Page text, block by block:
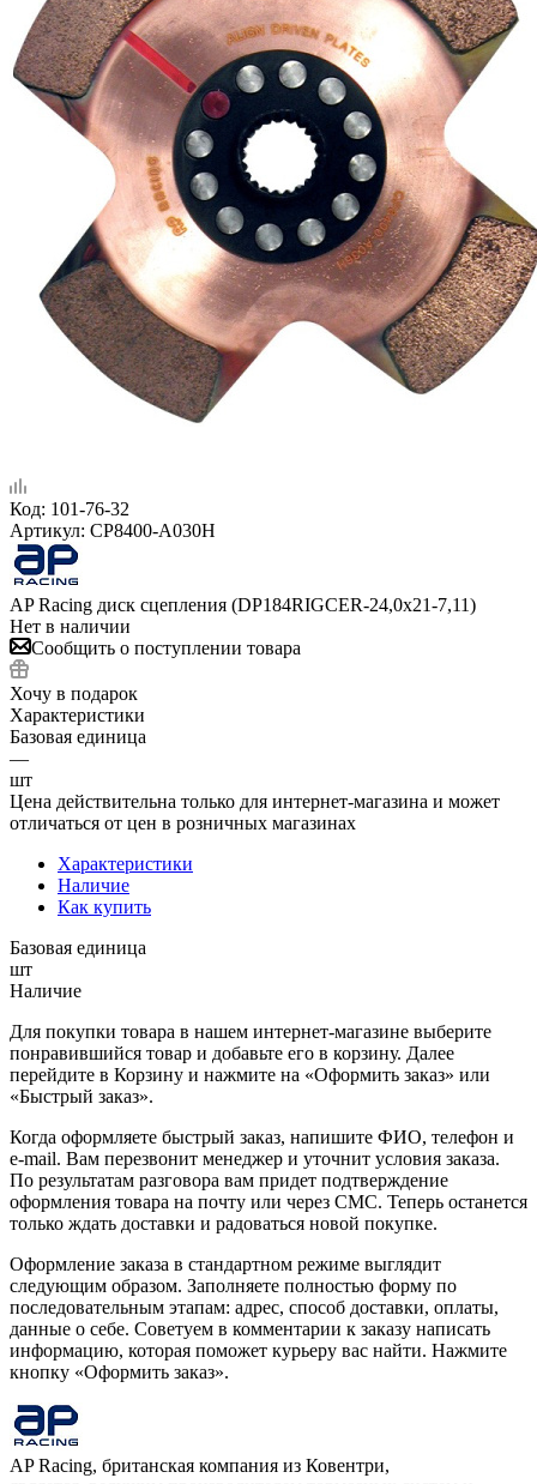
Код: 101-76-32
Артикул: CP8400-A030H
AP Racing диск сцепления (DP184RIGCER-24,0x21-7,11)
Нет в наличии
Сообщить о поступлении товара
Хочу в подарок
Характеристики
Базовая единица
—
шт
Цена действительна только для интернет-магазина и может
отличаться от цен в розничных магазинах
Характеристики
Наличие
Как купить
Базовая единица
шт
Наличие
Для покупки товара в нашем интернет-магазине выберите
понравившийся товар и добавьте его в корзину. Далее
перейдите в Корзину и нажмите на «Оформить заказ» или
«Быстрый заказ».
Когда оформляете быстрый заказ, напишите ФИО, телефон и
e-mail. Вам перезвонит менеджер и уточнит условия заказа.
По результатам разговора вам придет подтверждение
оформления товара на почту или через СМС. Теперь останется
только ждать доставки и радоваться новой покупке.
Оформление заказа в стандартном режиме выглядит
следующим образом. Заполняете полностью форму по
последовательным этапам: адрес, способ доставки, оплаты,
данные о себе. Советуем в комментарии к заказу написать
информацию, которая поможет курьеру вас найти. Нажмите
кнопку «Оформить заказ».
AP Racing, британская компания из Ковентри,